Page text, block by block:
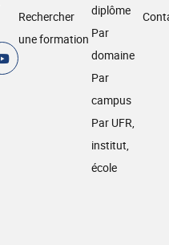
Rechercher
une formation
diplôme
Par
domaine
Par
campus
Par UFR,
institut,
école